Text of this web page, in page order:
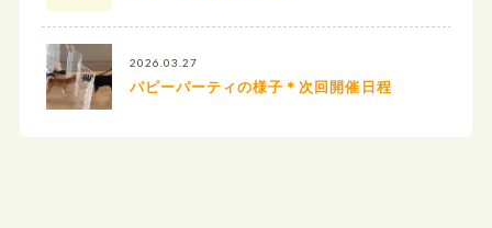
2026.03.27
パピーパーティの様子＊次回開催日程